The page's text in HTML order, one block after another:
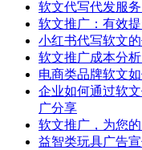
软文代写代发服
软文推广：有效
小红书代写软文
软文推广成本分
电商类品牌软文
企业如何通过软
广分享
软文推广，为您
益智类玩具广告